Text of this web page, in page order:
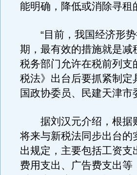
能明确，降低或消除寻租
“目前，我国经济形势
期，最有效的措施就是
税务部门允许在税前列
税法》出台后要抓紧制定
国政协委员、民建天津
据刘汉元介绍，根据
将来与新税法同步出台
出规定，主要包括工资
费用支出、广告费支出